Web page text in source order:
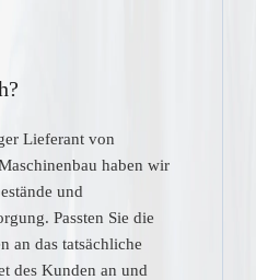
Lieferant von
haben wir
und
Passten Sie die
an das tatsächliche
des Kunden an und